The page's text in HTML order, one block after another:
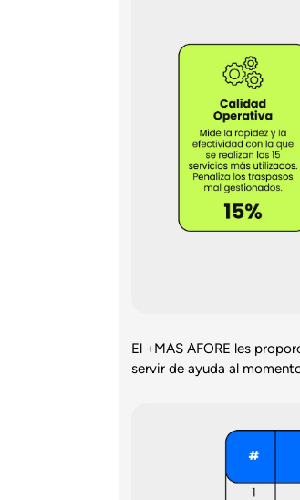
El +MAS AFORE les
servir de ayuda al